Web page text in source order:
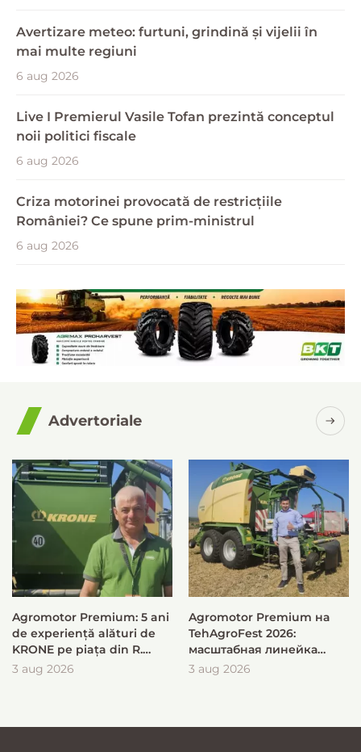
Avertizare meteo: furtuni, grindină și vijelii în
mai multe regiuni
6 aug 2026
Live I Premierul Vasile Tofan prezintă conceptul
noii politici fiscale
6 aug 2026
Criza motorinei provocată de restricțiile
României? Ce spune prim-ministrul
6 aug 2026
Advertoriale
Agromotor Premium: 5 ani
de experiență alături de
KRONE pe piața din R.
Moldova
3 aug 2026
Agromotor Premium на
TehAgroFest 2026:
масштабная линейка
KRONE для быстрой и
3 aug 2026